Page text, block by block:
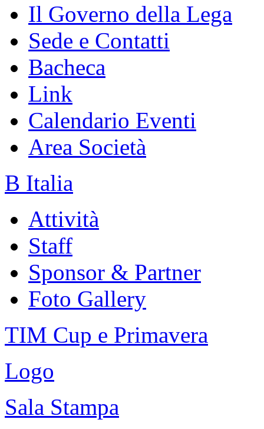
Il Governo della Lega
Sede e Contatti
Bacheca
Link
Calendario Eventi
Area Società
B Italia
Attività
Staff
Sponsor & Partner
Foto Gallery
TIM Cup e Primavera
Logo
Sala Stampa